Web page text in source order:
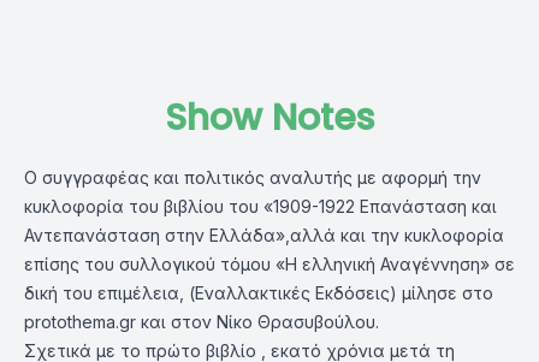
Show Notes
Ο συγγραφέας και πολιτικός αναλυτής με αφορμή την
κυκλοφορία του βιβλίου του «1909-1922 Επανάσταση και
Αντεπανάσταση στην Ελλάδα»,αλλά και την κυκλοφορία
επίσης του συλλογικού τόμου «Η ελληνική Αναγέννηση» σε
δική του επιμέλεια, (Εναλλακτικές Εκδόσεις) μίλησε στο
protothema.gr και στον Νίκο Θρασυβούλου.
Σχετικά με το πρώτο βιβλίο , εκατό χρόνια μετά τη